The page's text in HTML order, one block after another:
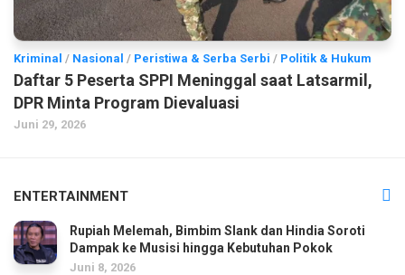
Kriminal / Nasional / Peristiwa & Serba Serbi / Politik & Hukum
Daftar 5 Peserta SPPI Meninggal saat Latsarmil,
DPR Minta Program Dievaluasi
Juni 29, 2026
ENTERTAINMENT
Rupiah Melemah, Bimbim Slank dan Hindia Soroti
Dampak ke Musisi hingga Kebutuhan Pokok
Juni 8, 2026